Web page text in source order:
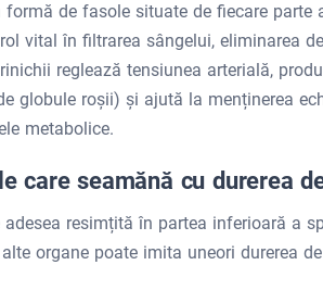
de fasole situate de fiecare parte
vital în filtrarea sângelui, eliminarea
reglează tensiunea arterială,
globule roșii) și ajută la menținerea
metabolice.
care seamănă cu durerea
adesea resimțită în partea inferioară a
organe poate imita uneori durerea